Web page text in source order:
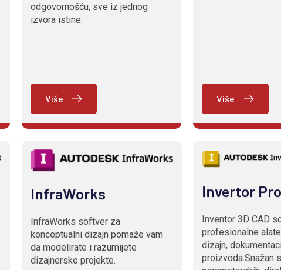
odgovornošću, sve iz jednog
izvora istine.
Više Više
InfraWorks
InfraWorks softver za
konceptualni dizajn pomaže vam
da modelirate i razumijete
dizajnerske projekte.
Invertor
Inventor 3D CAD
profesionalne
dizajn,
proizvoda.Snažan